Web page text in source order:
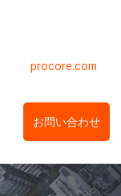
procore.com
お問い合わせ